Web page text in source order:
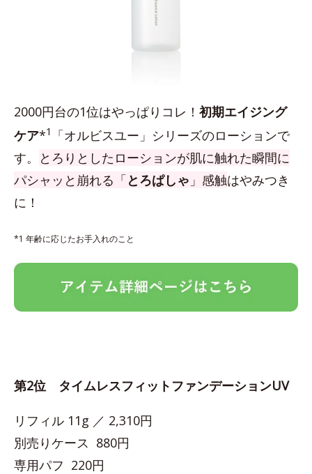
2000円台の1位はやっぱりコレ！ 初期エイジング
ケア*1
「オルビスユー」シリーズのローションで
す。
とろりとしたローションが肌に触れた瞬間に
パシャッと崩れる「とろぱしゃ 」感触はやみつき
に！
*1 年齢に応じたお手入れのこと
第2位 タイムレスフィットファンデーションUV
リフィル 11g ／ 2,310円
別売りケース 880円
専用パフ 220円